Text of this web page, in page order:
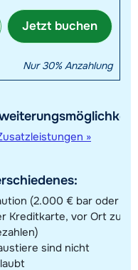
Jetzt buchen
Nur 30% Anzahlung
»
(2.000 € bar oder
Kreditkarte, vor Ort zu
sind nicht